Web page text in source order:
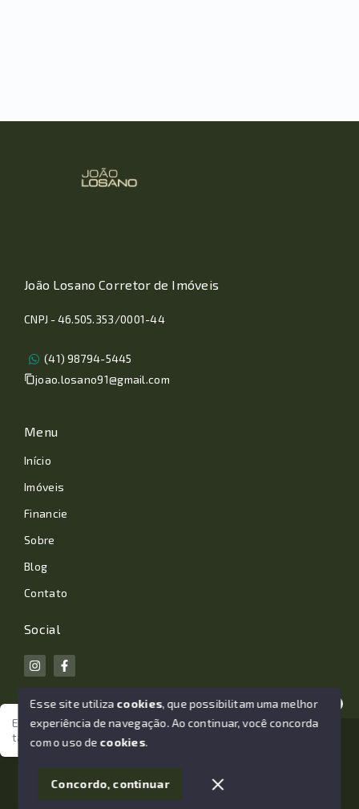
Estamos aqui para te ajudar. Vamos juntos nessa jornada
tão importante da sua vida?
João Losano Corretor de Imóveis
CNPJ - 46.505.353/0001-44
(41) 98794-5445
joao.losano91@gmail.com
Menu
Início
Imóveis
Financie
Sobre
Blog
Contato
Social
© Copyright 2026 - João Losano Corretor de Imóveis -
SITE PARA IMOBILIARIA
Esse site utiliza cookies, que possibilitam uma melhor
experiência de navegação.Ao continuar, você concorda
com o uso de cookies.
Concordo, continuar